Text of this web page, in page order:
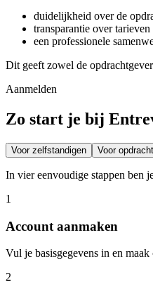
duidelijkheid over de
transparantie over tarieven
een professionele
Dit geeft zowel de
Aanmelden
Zo start je bij
Voor zelfstandigen Voor
In vier eenvoudige stappen ben
1
Account aanmaken
Vul je basisgegevens in en maak
2